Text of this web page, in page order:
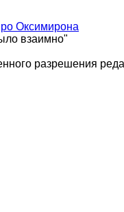
Оксимирона
взаимно"
разрешения